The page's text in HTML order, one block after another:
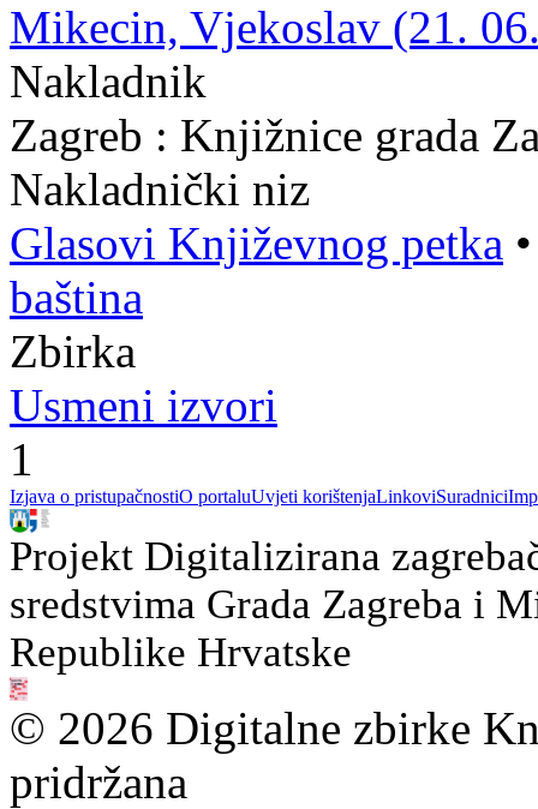
Mikecin, Vjekoslav (21.
Nakladnik
Zagreb : Knjižnice grada
Nakladnički niz
Glasovi Književnog petka
baština
Zbirka
Usmeni izvori
1
Izjava o pristupačnostiO portaluUvjeti korištenjaLinkoviSuradnici
Projekt Digitalizirana
sredstvima Grada Zagreba i
Republike Hrvatske
© 2026 Digitalne zbirke
pridržana